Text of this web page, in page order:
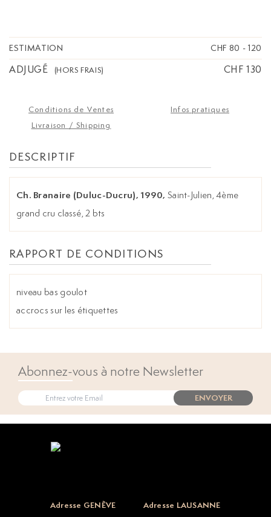
ESTIMATION CHF 80 - 120
ADJUGÉ (HORS FRAIS) CHF 130
Conditions de Ventes
Infos pratiques
Livraison / Shipping
DESCRIPTIF
Ch. Branaire (Duluc-Ducru), 1990, Saint-Julien, 4ème
grand cru classé, 2 bts
RAPPORT DE CONDITIONS
niveau bas goulot
accrocs sur les étiquettes
Abonnez-vous à notre Newsletter
ENVOYER
Adresse GENÈVE Adresse LAUSANNE